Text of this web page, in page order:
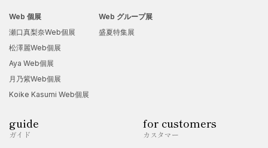
Web 個展
瀬口真梨奈Web個展
松澤麗Web個展
Aya Web個展
月乃紫Web個展
Koike Kasumi Web個展
Web グループ展
盛夏特集展
guide
ガイド
for customers
カスタマー